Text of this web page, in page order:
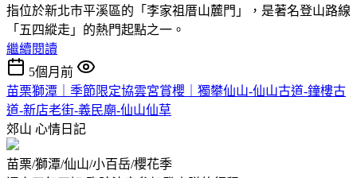
指位於新北市平溪區的「李家祖厝山麓門」，是著名登山路線
「五四縱走」的熱門起點之一。
繼續閱讀
5個月前
苗栗獅潭｜季節限定協雲宮賞櫻｜獨攀仙山-仙山古道-鐘樓古
道-新店老街-義民廟-仙山仙草
郊山 心情日記
苗栗/獅潭/仙山/小百岳/櫻花季